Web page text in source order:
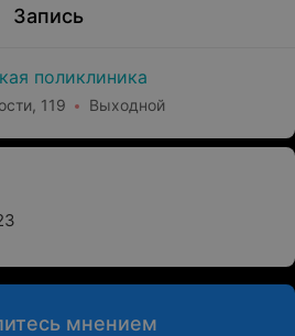
Запись
поликлиника
119 Выходной
мнением